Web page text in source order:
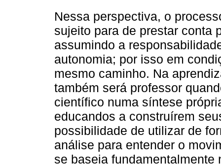
Nessa perspectiva, o
sujeito para de prestar conta
assumindo a
autonomia; por isso em
mesmo caminho. Na
também será professor
científico numa síntese
educandos a construírem
possibilidade de utilizar de
análise para entender o
se baseia fundamentalmente